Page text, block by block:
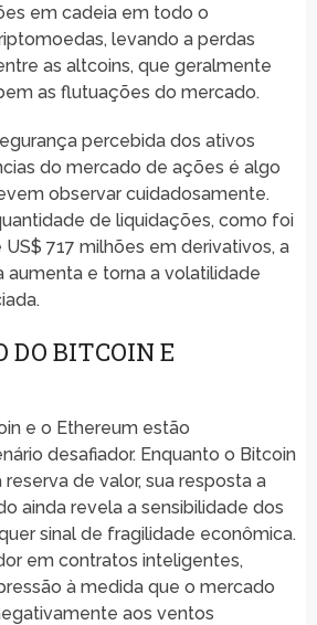
em cadeia em todo o
levando a perdas
as altcoins, que geralmente
as flutuações do mercado.
percebida dos ativos
do mercado de ações é algo
observar cuidadosamente.
de liquidações, como foi
717 milhões em derivativos, a
aumenta e torna a volatilidade
DO BITCOIN E
e o Ethereum estão
desafiador. Enquanto o Bitcoin
de valor, sua resposta a
ainda revela a sensibilidade dos
sinal de fragilidade econômica.
em contratos inteligentes,
à medida que o mercado
aos ventos